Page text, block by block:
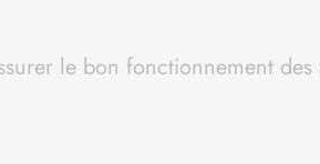
le bon fonctionnement des